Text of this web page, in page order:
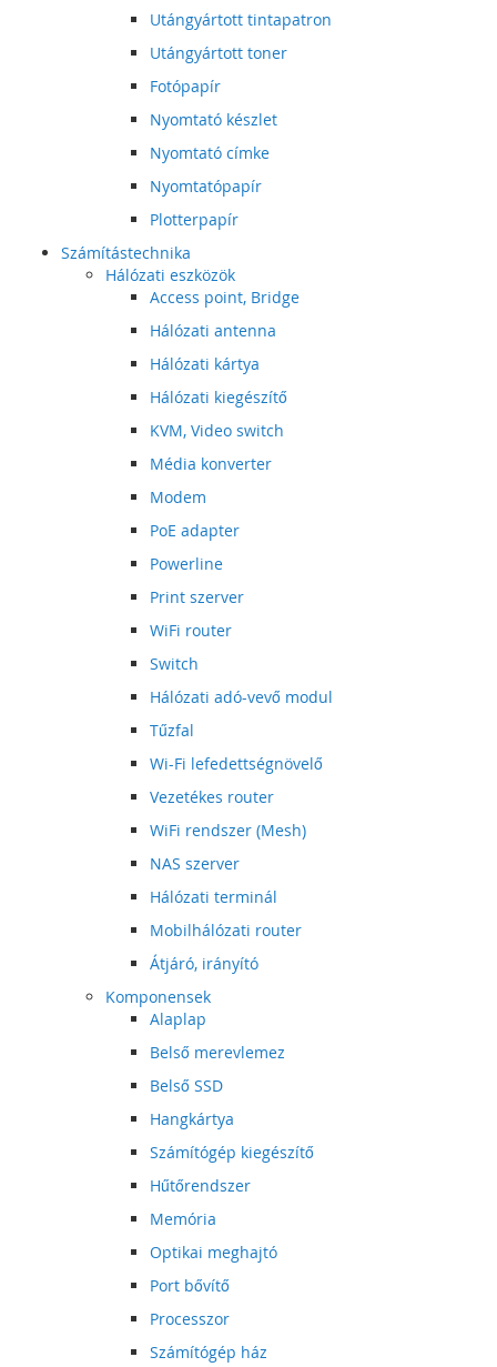
Utángyártott tintapatron
Utángyártott toner
Fotópapír
Nyomtató készlet
Nyomtató címke
Nyomtatópapír
Plotterpapír
Számítástechnika
Hálózati eszközök
Access point, Bridge
Hálózati antenna
Hálózati kártya
Hálózati kiegészítő
KVM, Video switch
Média konverter
Modem
PoE adapter
Powerline
Print szerver
WiFi router
Switch
Hálózati adó-vevő modul
Tűzfal
Wi-Fi lefedettségnövelő
Vezetékes router
WiFi rendszer (Mesh)
NAS szerver
Hálózati terminál
Mobilhálózati router
Átjáró, irányító
Komponensek
Alaplap
Belső merevlemez
Belső SSD
Hangkártya
Számítógép kiegészítő
Hűtőrendszer
Memória
Optikai meghajtó
Port bővítő
Processzor
Számítógép ház